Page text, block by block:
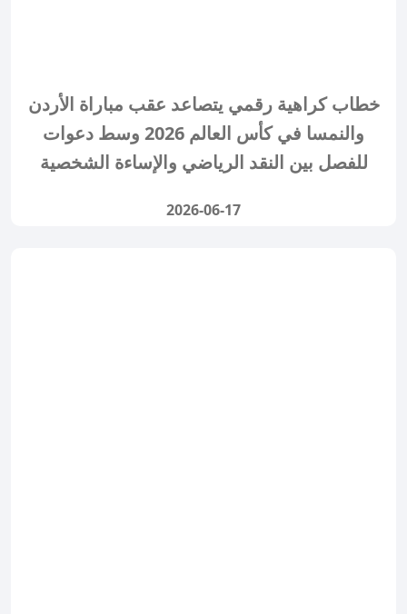
خطاب كراهية رقمي يتصاعد عقب مباراة الأردن
والنمسا في كأس العالم 2026 وسط دعوات
للفصل بين النقد الرياضي والإساءة الشخصية
2026-06-17